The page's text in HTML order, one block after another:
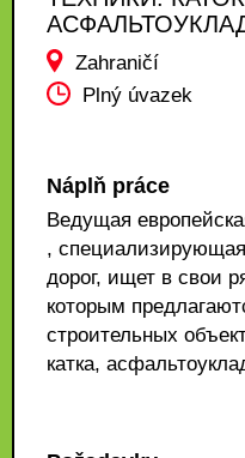
Zahraničí
Plný úvazek
Náplň práce
Ведущая
,
дорог, ищет в свои
которым
строительных
катка,